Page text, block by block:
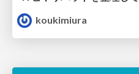
koukimiura